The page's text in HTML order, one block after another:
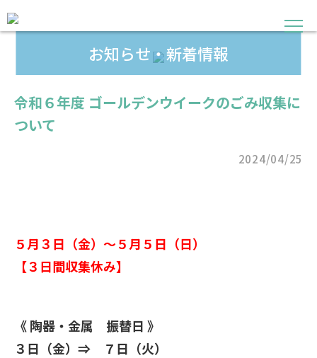
お知らせ・新着情報
令和６年度 ゴールデンウイークのごみ収集に
ついて
2024/04/25
５月３日（金）～５月５日（日）
【３日間収集休み】
《 陶器・金属 振替日 》
３日（金）⇒ ７日（火）